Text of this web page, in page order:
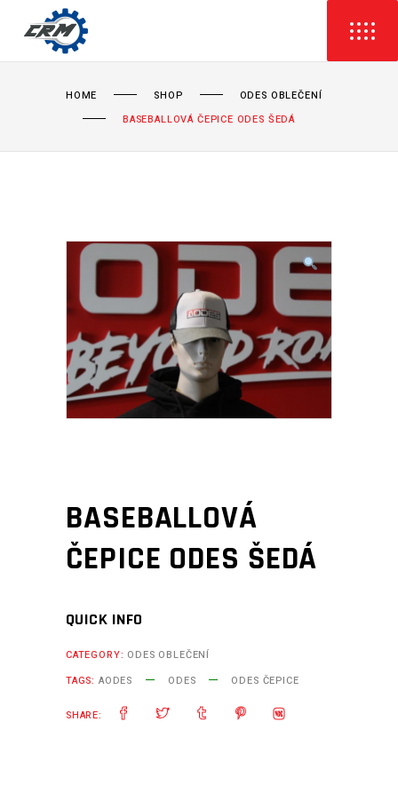
HOME SHOP
ODES OBLEČENÍ
BASEBALLOVÁ ČEPICE ODES ŠEDÁ
BASEBALLOVÁ
ČEPICE ODES ŠEDÁ
QUICK INFO
CATEGORY: ODES OBLEČENÍ
TAGS: AODES ODES ODES ČEPICE
SHARE: